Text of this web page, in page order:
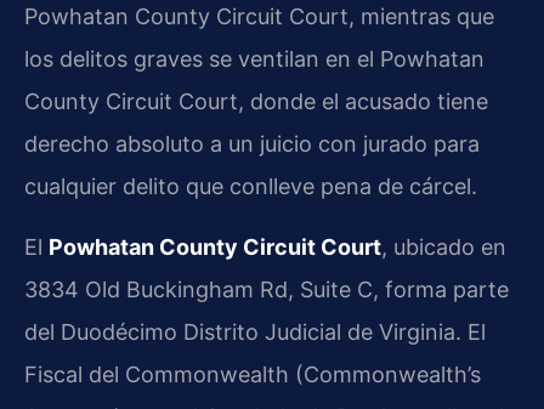
Powhatan County Circuit Court, mientras que
los delitos graves se ventilan en el Powhatan
County Circuit Court, donde el acusado tiene
derecho absoluto a un juicio con jurado para
cualquier delito que conlleve pena de cárcel.
El Powhatan County Circuit Court, ubicado en
3834 Old Buckingham Rd, Suite C, forma parte
del Duodécimo Distrito Judicial de Virginia. El
Fiscal del Commonwealth (Commonwealth’s